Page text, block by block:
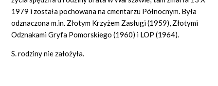
1979 i została pochowana na cmentarzu Północnym. Była
odznaczona m.in. Złotym Krzyżem Zasługi (1959), Złotymi
Odznakami Gryfa Pomorskiego (1960) i LOP (1964).
S. rodziny nie założyła.